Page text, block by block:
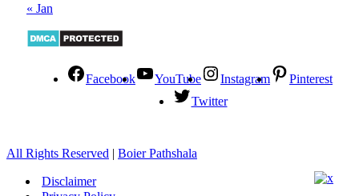
« Jan
Facebook YouTube Instagram
Pinterest
Twitter
All Rights Reserved | Boier Pathshala
Disclaimer